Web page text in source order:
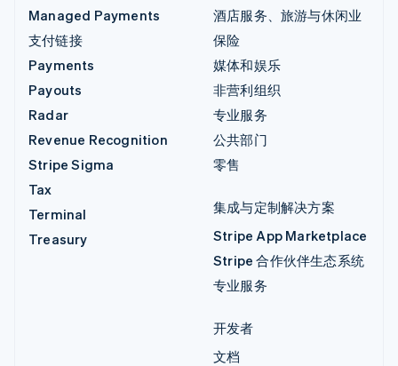
Managed Payments
支付链接
Payments
Payouts
Radar
Revenue Recognition
Stripe Sigma
Tax
Terminal
Treasury
酒店服务、旅游与休闲业
保险
媒体和娱乐
非营利组织
专业服务
公共部门
零售
集成与定制解决方案
Stripe App Marketplace
Stripe 合作伙伴生态系统
专业服务
开发者
文档